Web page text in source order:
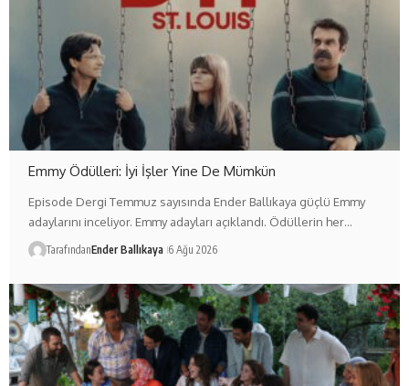
Emmy Ödülleri: İyi İşler Yine De Mümkün
Episode Dergi Temmuz sayısında Ender Ballıkaya güçlü Emmy
adaylarını inceliyor. Emmy adayları açıklandı. Ödüllerin her…
TarafındanEnder Ballıkaya 6 Ağu 2026